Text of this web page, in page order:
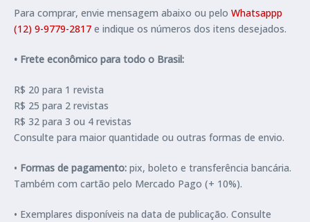
Para comprar, envie mensagem abaixo ou pelo Whatsappp
(12) 9-9779-2817 e indique os números dos itens desejados.
• Frete econômico para todo o Brasil:
R$ 20 para 1 revista
R$ 25 para 2 revistas
R$ 32 para 3 ou 4 revistas
Consulte para maior quantidade ou outras formas de envio.
• Formas de pagamento: pix, boleto e transferência bancária.
Também com cartão pelo Mercado Pago (+ 10%).
• Exemplares disponíveis na data de publicação. Consulte